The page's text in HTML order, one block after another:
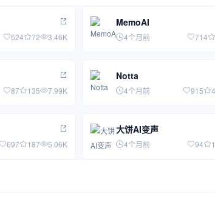
524 72 3.46K
MemoAI
4个月前 714
87 135 7.99K
Notta
4个月前 915
697 187 5.06K
大饼AI变声
4个月前 94